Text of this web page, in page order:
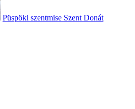
Püspöki szentmise Szent Donát